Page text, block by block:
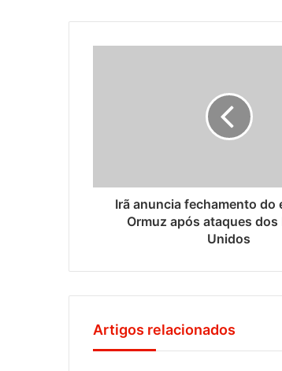
Irã anuncia fechamento do
Ormuz após ataques dos
Unidos
Artigos relacionados